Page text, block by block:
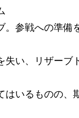
。参戦への準備
失い、リザーブ
はいるものの、